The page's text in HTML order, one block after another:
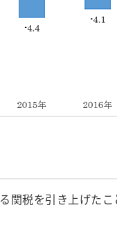
税を引き上げた